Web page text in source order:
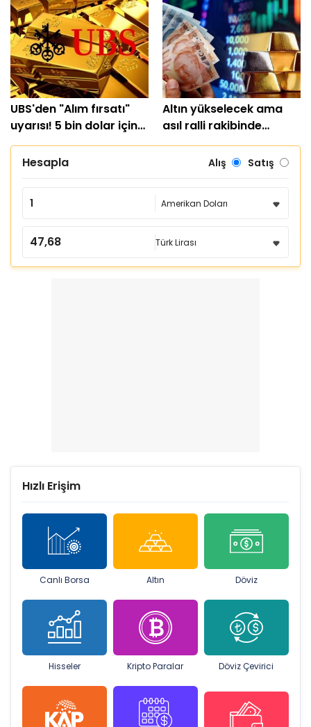
UBS'den "Alım fırsatı"
uyarısı! 5 bin dolar için
tarih verdi
Altın yükselecek ama
asıl ralli rakibinde
yaşanacak!
Hesapla
Alış Satış
Hızlı Erişim
Canlı Borsa Altın Döviz
Hisseler Kripto Paralar Döviz Çevirici